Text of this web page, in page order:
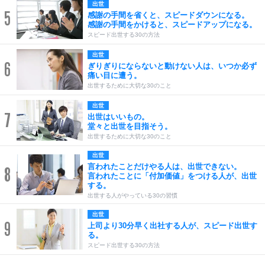
5
出世
感謝の手間を省くと、スピードダウンになる。
感謝の手間をかけると、スピードアップになる。
スピード出世する30の方法
6
出世
ぎりぎりにならないと動けない人は、いつか必ず
痛い目に遭う。
出世するために大切な30のこと
7
出世
出世はいいもの。
堂々と出世を目指そう。
出世するために大切な30のこと
8
出世
言われたことだけやる人は、出世できない。
言われたことに「付加価値」をつける人が、出世
する。
出世する人がやっている30の習慣
9
出世
上司より30分早く出社する人が、スピード出世す
る。
スピード出世する30の方法